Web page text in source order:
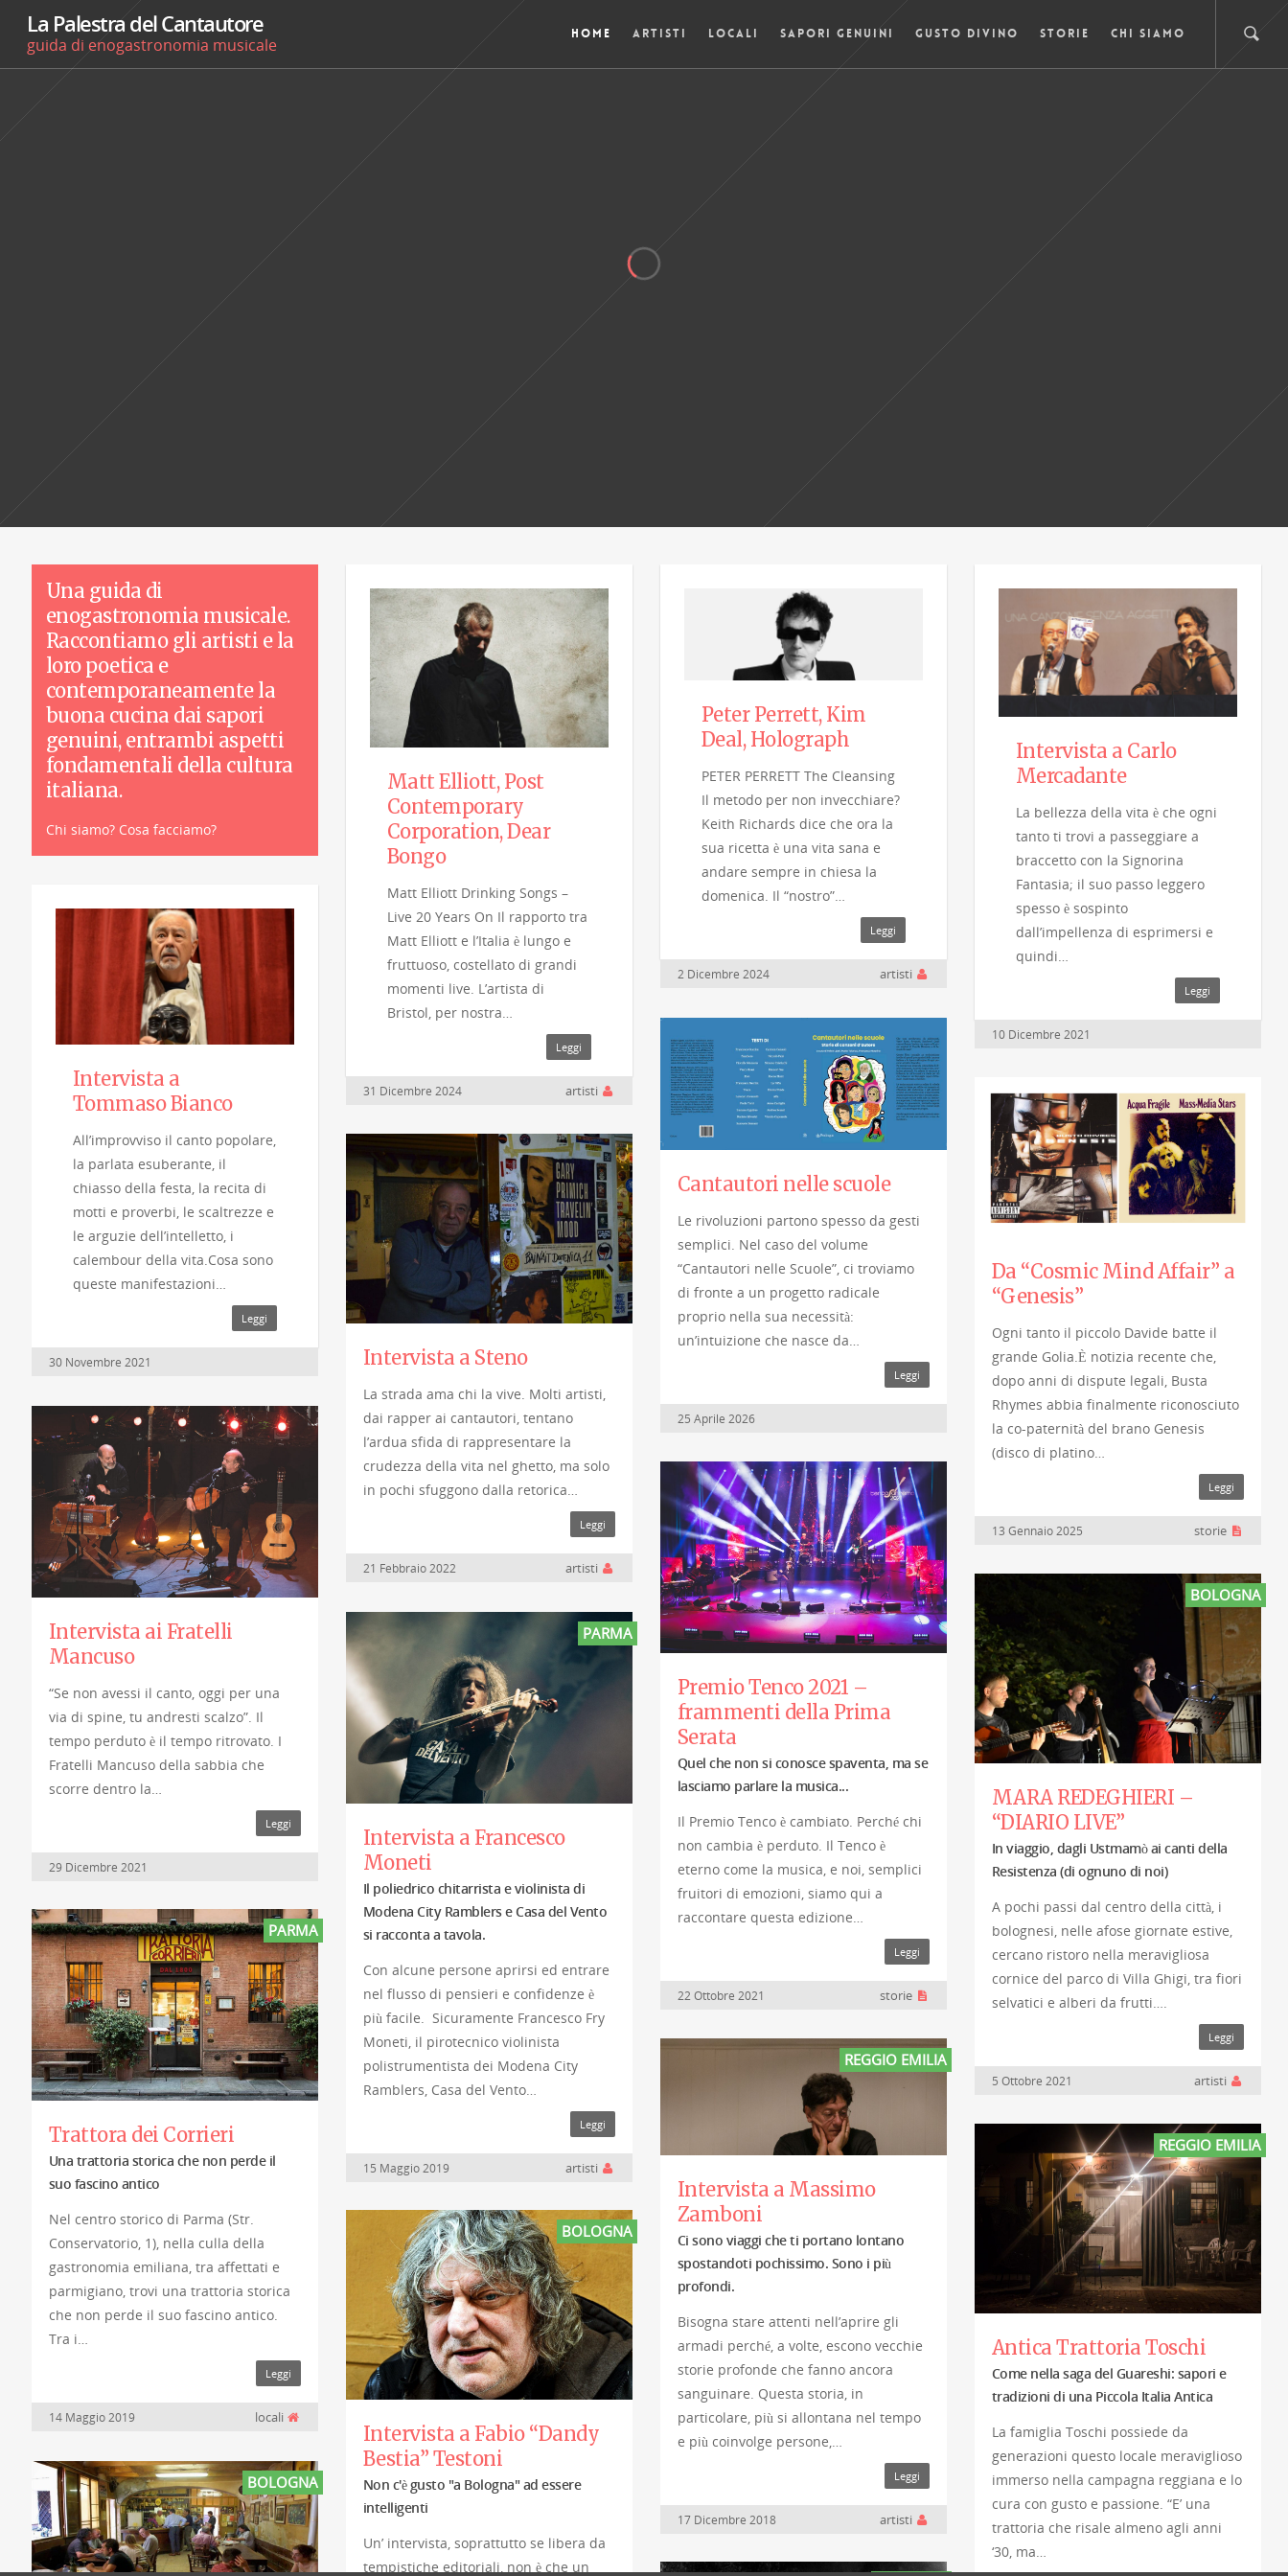
La Palestra del Cantautore
guida di enogastronomia musicale
HOME ARTISTI LOCALI SAPORI GENUINI GUSTO DIVINO STORIE CHI SIAMO
Una guida di
enogastronomia musicale.
Raccontiamo gli artisti e la
loro poetica e
contemporaneamente la
buona cucina dai sapori
genuini, entrambi aspetti
fondamentali della cultura
italiana.
Chi siamo? Cosa facciamo?
Matt Elliott, Post
Contemporary
Corporation, Dear
Bongo
Matt Elliott Drinking Songs –
Live 20 Years On Il rapporto tra
Matt Elliott e l’Italia è lungo e
fruttuoso, costellato di grandi
momenti live. L’artista di
Bristol, per nostra…
Leggi
31 Dicembre 2024 artisti
Peter Perrett, Kim
Deal, Holograph
PETER PERRETT The Cleansing
Il metodo per non invecchiare?
Keith Richards dice che ora la
sua ricetta è una vita sana e
andare sempre in chiesa la
domenica. Il “nostro”…
Leggi
2 Dicembre 2024 artisti
Intervista a Carlo
Mercadante
La bellezza della vita è che ogni
tanto ti trovi a passeggiare a
braccetto con la Signorina
Fantasia; il suo passo leggero
spesso è sospinto
dall’impellenza di esprimersi e
quindi…
Leggi
10 Dicembre 2021
Intervista a
Tommaso Bianco
All’improvviso il canto popolare,
la parlata esuberante, il
chiasso della festa, la recita di
motti e proverbi, le scaltrezze e
le arguzie dell’intelletto, i
calembour della vita.Cosa sono
queste manifestazioni…
Leggi
30 Novembre 2021
Cantautori nelle scuole
Le rivoluzioni partono spesso da gesti
semplici. Nel caso del volume
“Cantautori nelle Scuole”, ci troviamo
di fronte a un progetto radicale
proprio nella sua necessità:
un’intuizione che nasce da…
Leggi
25 Aprile 2026
Da “Cosmic Mind Affair” a
“Genesis”
Ogni tanto il piccolo Davide batte il
grande Golia.È notizia recente che,
dopo anni di dispute legali, Busta
Rhymes abbia finalmente riconosciuto
la co-paternità del brano Genesis
(disco di platino…
Leggi
13 Gennaio 2025 storie
Intervista a Steno
La strada ama chi la vive. Molti artisti,
dai rapper ai cantautori, tentano
l’ardua sfida di rappresentare la
crudezza della vita nel ghetto, ma solo
in pochi sfuggono dalla retorica…
Leggi
21 Febbraio 2022 artisti
Intervista ai Fratelli
Mancuso
“Se non avessi il canto, oggi per una
via di spine, tu andresti scalzo”. Il
tempo perduto è il tempo ritrovato. I
Fratelli Mancuso della sabbia che
scorre dentro la…
Leggi
29 Dicembre 2021
Premio Tenco 2021 –
frammenti della Prima
Serata
Quel che non si conosce spaventa, ma se
lasciamo parlare la musica...
Il Premio Tenco è cambiato. Perché chi
non cambia è perduto. Il Tenco è
eterno come la musica, e noi, semplici
fruitori di emozioni, siamo qui a
raccontare questa edizione…
Leggi
22 Ottobre 2021 storie
BOLOGNA
MARA REDEGHIERI –
“DIARIO LIVE”
In viaggio, dagli Ustmamò ai canti della
Resistenza (di ognuno di noi)
A pochi passi dal centro della città, i
bolognesi, nelle afose giornate estive,
cercano ristoro nella meravigliosa
cornice del parco di Villa Ghigi, tra fiori
selvatici e alberi da frutti….
Leggi
5 Ottobre 2021 artisti
PARMA
Intervista a Francesco
Moneti
Il poliedrico chitarrista e violinista di
Modena City Ramblers e Casa del Vento
si racconta a tavola.
Con alcune persone aprirsi ed entrare
nel flusso di pensieri e confidenze è
più facile. Sicuramente Francesco Fry
Moneti, il pirotecnico violinista
polistrumentista dei Modena City
Ramblers, Casa del Vento…
Leggi
15 Maggio 2019 artisti
PARMA
Trattora dei Corrieri
Una trattoria storica che non perde il
suo fascino antico
Nel centro storico di Parma (Str.
Conservatorio, 1), nella culla della
gastronomia emiliana, tra affettati e
parmigiano, trovi una trattoria storica
che non perde il suo fascino antico.
Tra i…
Leggi
14 Maggio 2019 locali
REGGIO EMILIA
Intervista a Massimo
Zamboni
Ci sono viaggi che ti portano lontano
spostandoti pochissimo. Sono i più
profondi.
Bisogna stare attenti nell’aprire gli
armadi perché, a volte, escono vecchie
storie profonde che fanno ancora
sanguinare. Questa storia, in
particolare, più si allontana nel tempo
e più coinvolge persone,…
Leggi
17 Dicembre 2018 artisti
REGGIO EMILIA
Antica Trattoria Toschi
Come nella saga del Guareshi: sapori e
tradizioni di una Piccola Italia Antica
La famiglia Toschi possiede da
generazioni questo locale meraviglioso
immerso nella campagna reggiana e lo
cura con gusto e passione. “E’ una
trattoria che risale almeno agli anni
‘30, ma…
BOLOGNA
Intervista a Fabio “Dandy
Bestia” Testoni
Non c'è gusto "a Bologna" ad essere
intelligenti
Un’ intervista, soprattutto se libera da
tempistiche editoriali, non è che un
BOLOGNA